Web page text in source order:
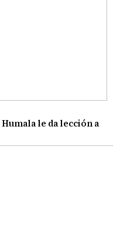
le da lección a